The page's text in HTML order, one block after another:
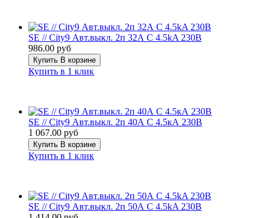
SE // City9 Авт.выкл. 2п 32А С 4.5kA 230В
986.00 руб
Купить В корзине
Купить в 1 клик
SE // City9 Авт.выкл. 2п 40А С 4.5кА 230В
1 067.00 руб
Купить В корзине
Купить в 1 клик
SE // City9 Авт.выкл. 2п 50А С 4.5kA 230В